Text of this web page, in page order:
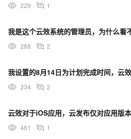
229 1
288 2
234 2
461 1